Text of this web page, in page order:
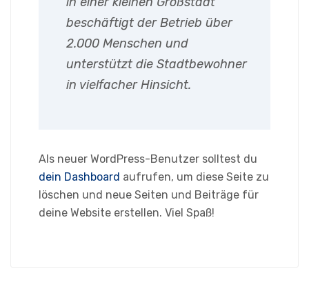
beschäftigt der Betrieb über
2.000 Menschen und
unterstützt die Stadtbewohner
in vielfacher Hinsicht.
Als neuer WordPress-Benutzer solltest du
dein Dashboard aufrufen, um diese Seite zu
löschen und neue Seiten und Beiträge für
deine Website erstellen. Viel Spaß!